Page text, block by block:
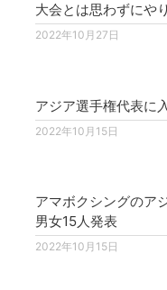
大会とは思わずにや
2022年10月27日
アジア選手権代表に
2022年10月15日
アマボクシングのア
男女15人発表
2022年10月15日